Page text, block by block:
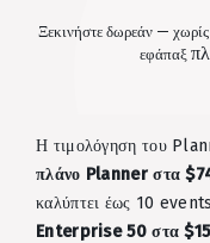
Ξεκινήστε δωρεάν —
εφάπαξ
Η τιμολόγηση του
πλάνο Planner στα
καλύπτει έως 10
Enterprise 50 στα